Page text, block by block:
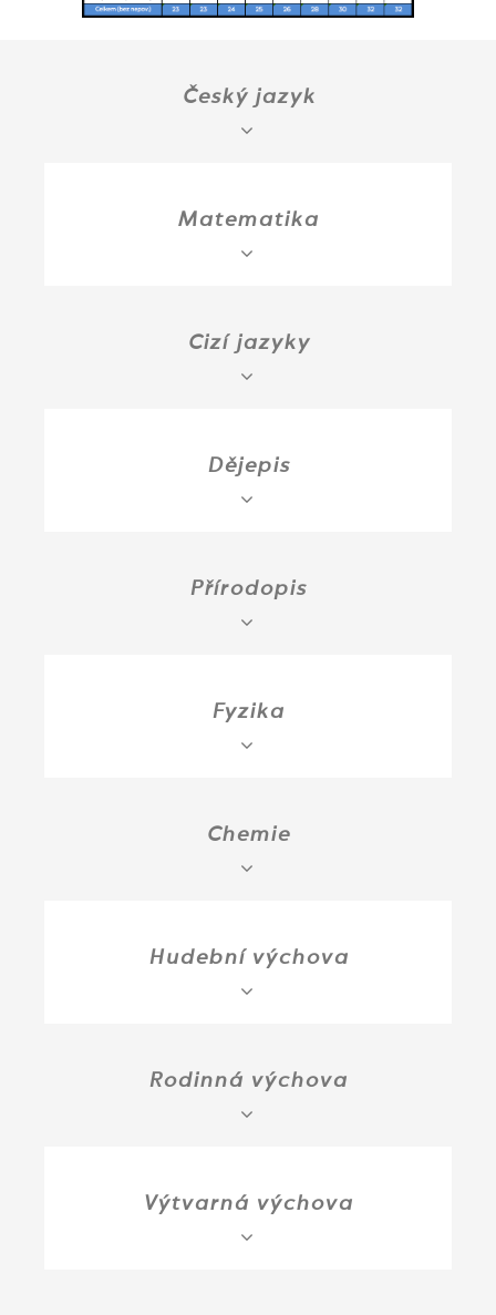
Český jazyk
Matematika
Cizí jazyky
Dějepis
Přírodopis
Fyzika
Chemie
Hudební výchova
Rodinná výchova
Výtvarná výchova